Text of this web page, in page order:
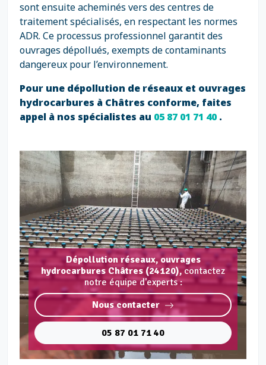
sont ensuite acheminés vers des centres de
traitement spécialisés, en respectant les normes
ADR. Ce processus professionnel garantit des
ouvrages dépollués, exempts de contaminants
dangereux pour l’environnement.
Pour une dépollution de réseaux et ouvrages
hydrocarbures à Châtres conforme, faites
appel à nos spécialistes au 05 87 01 71 40.
Dépollution réseaux, ouvrages
hydrocarbures Châtres (24120),contactez
notre équipe d'experts :
Nous contacter
05 87 01 71 40